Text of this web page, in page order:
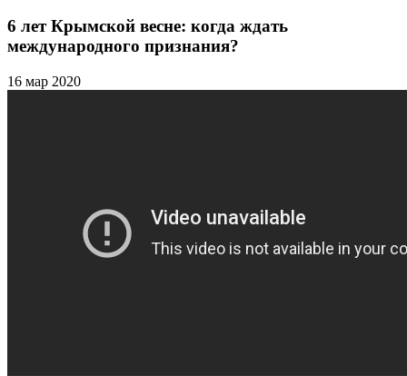
6 лет Крымской весне: когда ждать
международного признания?
16 мар 2020